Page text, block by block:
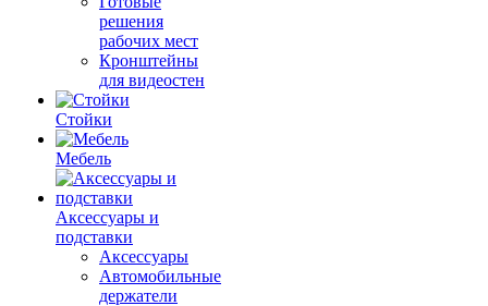
решения
рабочих мест
Кронштейны
для видеостен
Стойки
Мебель
Аксессуары и
подставки
Аксессуары
Автомобильные
держатели